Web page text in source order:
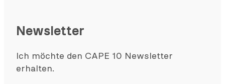
Newsletter
Ich möchte den CAPE 10 Newsletter
erhalten.